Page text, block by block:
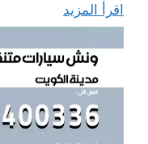
اقرأ المزيد